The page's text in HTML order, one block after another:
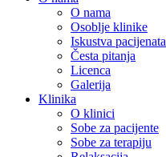
O nama
Osoblje klinike
Iskustva pacijenata
Česta pitanja
Licenca
Galerija
Klinika
O klinici
Sobe za pacijente
Sobe za terapiju